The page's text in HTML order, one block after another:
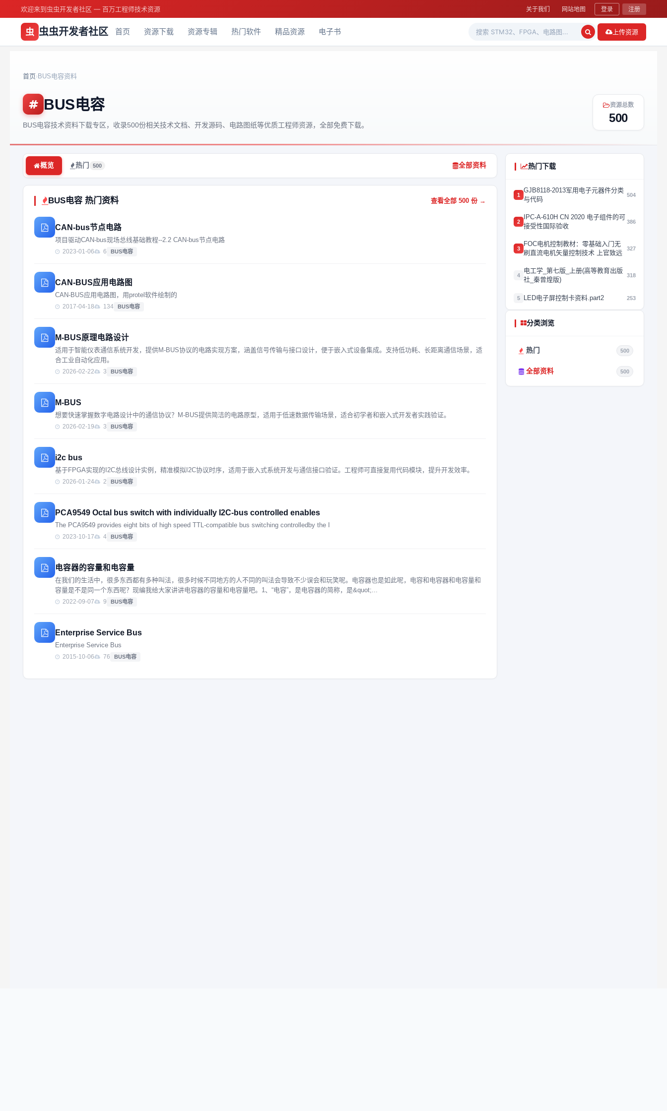
欢迎来到虫虫开发者社区 — 百万工程师技术资源 关于我们 网站地图 登录 注册
虫 虫虫开发者社区 首页 资源下载 资源专辑 热门软件 精品资源 电子书 上传资源
首页› BUS电容资料
BUS电容
BUS电容技术资料下载专区，收录500份相关技术文档、开发源码、电路图纸等优质工程师资源，全部免费下载。
资源总数
500
概览 热门 500 全部资料
BUS电容 热门资料 查看全部 500 份 →
CAN-bus节点电路
项目驱动CAN-bus现场总线基础教程--2.2 CAN-bus节点电路
2023-01-06 6 BUS电容
CAN-BUS应用电路图
CAN-BUS应用电路图，用protel软件绘制的
2017-04-18 134 BUS电容
M-BUS原理电路设计
适用于智能仪表通信系统开发，提供M-BUS协议的电路实现方案，涵盖信号传输与接口设计，便于嵌入式设备集成。支持低功耗、长距离通信场景，适
合工业自动化应用。
2026-02-22 3 BUS电容
M-BUS
想要快速掌握数字电路设计中的通信协议？M-BUS提供简洁的电路原型，适用于低速数据传输场景，适合初学者和嵌入式开发者实践验证。
2026-02-19 3 BUS电容
i2c bus
基于FPGA实现的I2C总线设计实例，精准模拟I2C协议时序，适用于嵌入式系统开发与通信接口验证。工程师可直接复用代码模块，提升开发效率。
2026-01-24 2 BUS电容
PCA9549 Octal bus switch with individually I2C-bus controlled enables
The PCA9549 provides eight bits of high speed TTL-compatible bus switching controlledby the I
2023-10-17 4 BUS电容
电容器的容量和电容量
在我们的生活中，很多东西都有多种叫法，很多时候不同地方的人不同的叫法会导致不少误会和玩笑呢。电容器也是如此呢，电容和电容器和电容量和
容量是不是同一个东西呢？现编我给大家讲讲电容器的容量和电容量吧。1、“电容”，是电容器的简称，是&quot;...
2022-09-07 9 BUS电容
Enterprise Service Bus
Enterprise Service Bus
2015-10-06 76 BUS电容
热门下载
1
GJB8118-2013军用电子元器件分类
与代码
504
2
IPC-A-610H CN 2020 电子组件的可
接受性国际验收
386
3
FOC电机控制教材：零基础入门无
刷直流电机矢量控制技术 上官致远
327
4
电工学_第七版_上册(高等教育出版
社_秦曾煌版)
318
5 LED电子屏控制卡资料.part2 253
分类浏览
热门 500
全部资料 500